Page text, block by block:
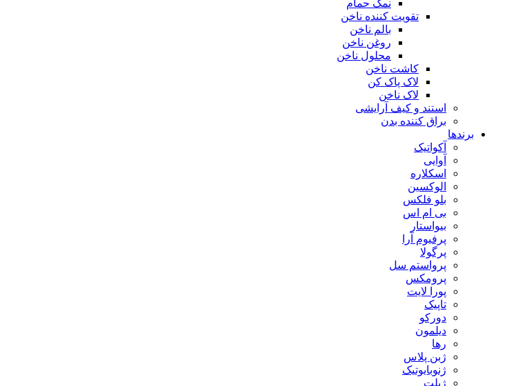
نمک حمام
تقویت کننده ناخن
بالم ناخن
روغن ناخن
محلول ناخن
کاشت ناخن
لاک پاک کن
لاک ناخن
استند و کیف آرایشی
براق کننده بدن
برندها
آکواتیک
آوایی
اسکلاره
الوکسین
بلو فلکس
بی ام اس
بیواستار
پرفیوم آرا
پرگولا
پرواستم سل
پرومکس
پورا لایت
تاپیک
دورکو
دیلمون
رها
ژبن پلاس
ژنوبایوتیک
ژیلت